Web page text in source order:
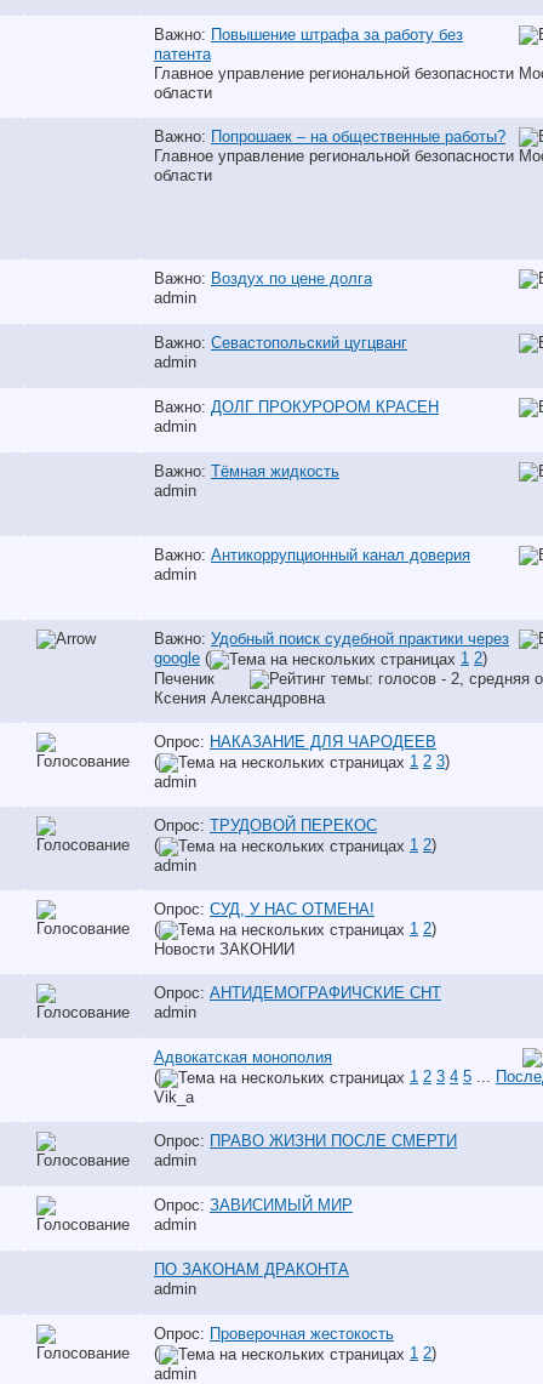
Важно: Повышение штрафа за работу без
патента
Главное управление региональной безопасности
области
Важно: Попрошаек – на общественные работы?
Главное управление региональной безопасности
области
Важно: Воздух по цене долга
аdmin
Важно: Севастопольский цугцванг
аdmin
Важно: ДОЛГ ПРОКУРОРОМ КРАСЕН
аdmin
Важно: Тёмная жидкость
аdmin
Важно: Антикоррупционный канал доверия
аdmin
Важно: Удобный поиск судебной практики через
google ( 1 2)
Печеник
Ксения Александровна
Опрос: НАКАЗАНИЕ ДЛЯ ЧАРОДЕЕВ
(
1 2 3)
аdmin
Опрос: ТРУДОВОЙ ПЕРЕКОС
(
1 2)
аdmin
Опрос: СУД, У НАС ОТМЕНА!
(
1 2)
Новости ЗАКОНИИ
Опрос: АНТИДЕМОГРАФИЧСКИЕ СНТ
аdmin
Адвокатская монополия
(
1 2 3 4 5 ...
Vik_a
Опрос: ПРАВО ЖИЗНИ ПОСЛЕ СМЕРТИ
аdmin
Опрос: ЗАВИСИМЫЙ МИР
аdmin
ПО ЗАКОНАМ ДРАКОНТА
аdmin
Опрос: Проверочная жестокость
(
1 2)
аdmin